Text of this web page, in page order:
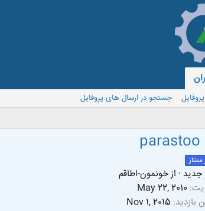
جستجو در ارسال های پروفایل
parastoo
ممتاز
· ازخونمون-اطاقم
May 22, 2010
بازدید Nov 1, 2015